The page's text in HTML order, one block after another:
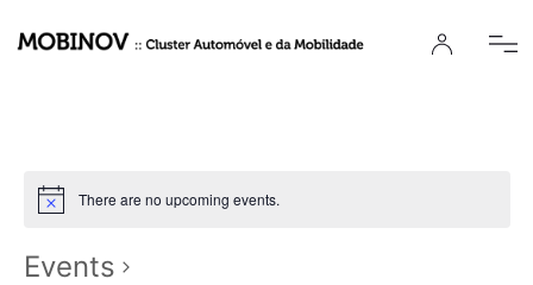
There are no upcoming events.
Events